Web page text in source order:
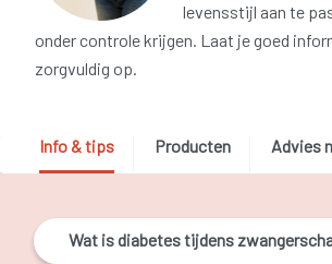
levensstijl aan te
onder controle krijgen. Laat je goed
zorgvuldig op.
Info & tips Producten Advies
Wat is diabetes tijdens